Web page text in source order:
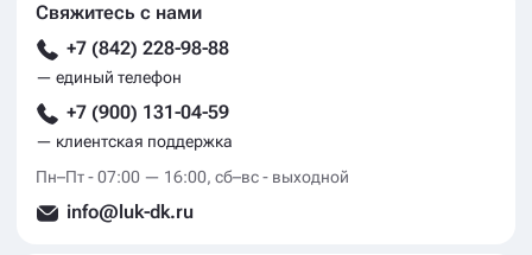
Свяжитесь с нами
+7 (842) 228-98-88
— единый телефон
+7 (900) 131-04-59
— клиентская поддержка
Пн–Пт - 07:00 — 16:00, сб–вс - выходной
info@luk-dk.ru